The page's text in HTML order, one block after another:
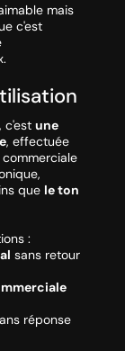
mais
c'est
c'est une
, effectuée
que le ton
:
sans retour
réponse